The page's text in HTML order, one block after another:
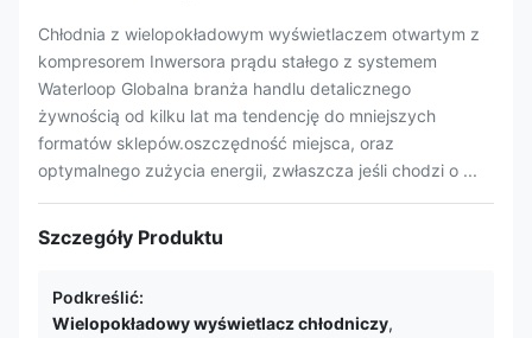
Chłodnia z wielopokładowym wyświetlaczem otwartym z
kompresorem Inwersora prądu stałego z systemem
Waterloop Globalna branża handlu detalicznego
żywnością od kilku lat ma tendencję do mniejszych
formatów sklepów.oszczędność miejsca, oraz
optymalnego zużycia energii, zwłaszcza jeśli chodzi o ...
Szczegóły Produktu
Podkreślić:
Wielopokładowy wyświetlacz chłodniczy,